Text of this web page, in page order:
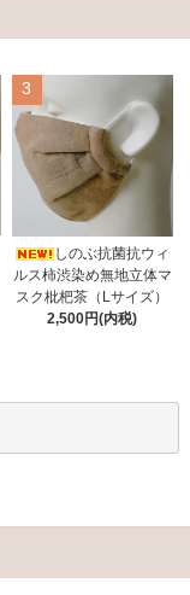
3
しのぶ抗菌抗ウィ
ルス柿渋染め無地立体マ
スク枇杷茶（Lサイズ）
2,500円(内税)